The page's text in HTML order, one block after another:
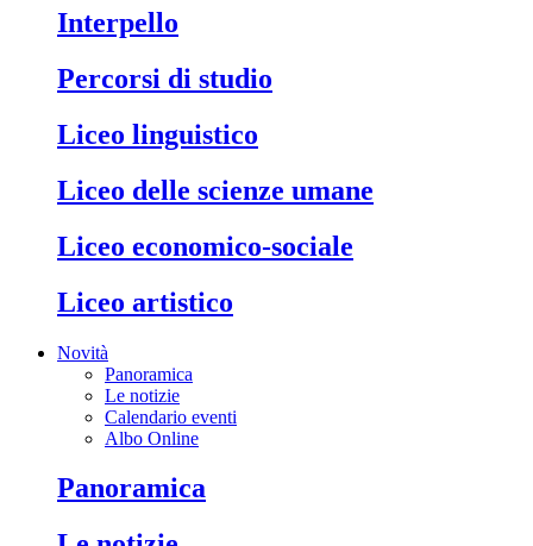
interpello
percorsi di studio
liceo linguistico
liceo delle scienze umane
liceo economico-sociale
liceo artistico
Novità
Panoramica
Le notizie
Calendario eventi
Albo Online
panoramica